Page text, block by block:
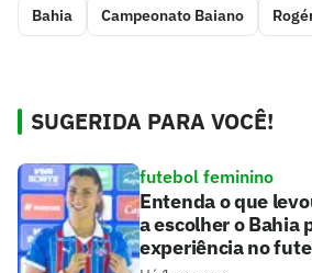
Bahia Campeonato Baiano
SUGERIDA PARA VOCÊ!
futebol feminino
Entenda o que
a escolher o Bahia
experiência no